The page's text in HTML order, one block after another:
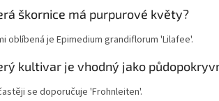
škornice má purpurové květy?
oblíbená je Epimedium grandiflorum 'Lilafee'.
kultivar je vhodný jako
se doporučuje 'Frohnleiten'.